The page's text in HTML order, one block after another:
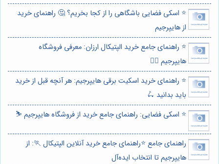
⭐️ اسکی فضایی باشگاهی را از کجا بخریم؟ 🤔 راهنمای خرید
از هایپرجیم
⭐️ راهنمای جامع خرید الپتیکال ارزان: معرفی فروشگاه
هایپرجیم 🏃‍♀️
⭐️ راهنمای خرید اسکیت برقی هایپرجیم: هر آنچه قبل از خرید
باید بدانید 🛴
⭐️ اسکی فضایی: راهنمای جامع خرید از فروشگاه هایپرجیم ⛷️
راهنمای جامع ⭐️راهنمای جامع خرید آنلاین الپتیکال 🏃: از
هایپرجیم تا انتخاب ایده‌آل